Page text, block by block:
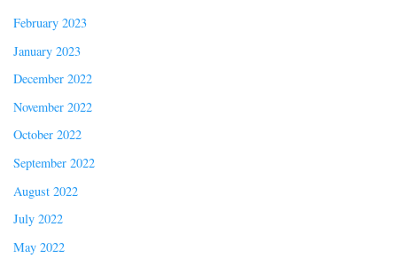
February 2023
January 2023
December 2022
November 2022
October 2022
September 2022
August 2022
July 2022
May 2022